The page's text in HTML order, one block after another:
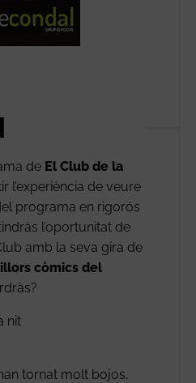
de El Club de la
l’experiència de veure
programa en rigorós
l’oportunitat de
amb la seva gira de
còmics del
nit
tornat molt bojos,